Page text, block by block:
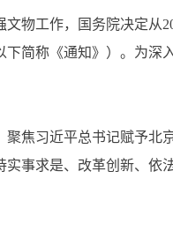
物工作，国务院决定从
简称《通知》）。为深
焦习近平总书记赋予北
事求是、改革创新、依